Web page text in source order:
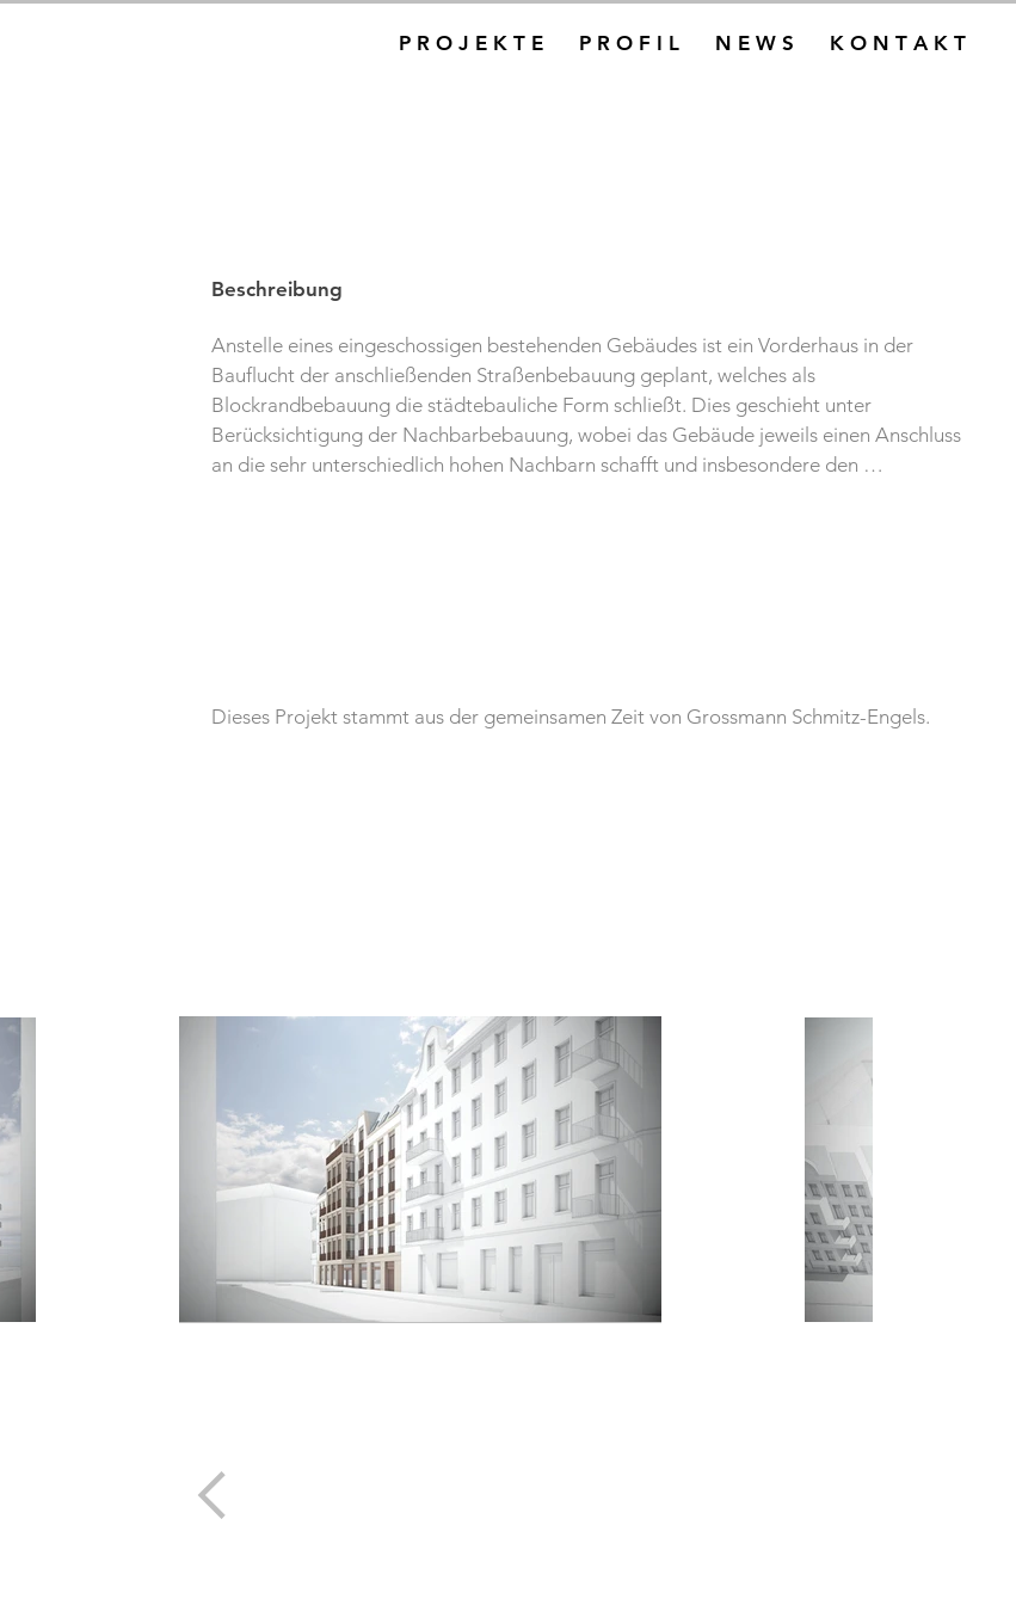
P R O J E K T E P R O F I L N E W S K O N T A K T
Beschreibung
Anstelle eines eingeschossigen bestehenden Gebäudes ist ein Vorderhaus in der
Bauflucht der anschließenden Straßenbebauung geplant, welches als
Blockrandbebauung die städtebauliche Form schließt. Dies geschieht unter
Berücksichtigung der Nachbarbebauung, wobei das Gebäude jeweils einen Anschluss
an die sehr unterschiedlich hohen Nachbarn schafft und insbesondere den
Dieses Projekt stammt aus der gemeinsamen Zeit von Grossmann Schmitz-Engels.